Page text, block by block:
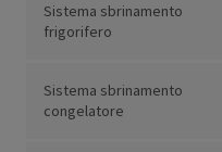
Sistema sbrinamento
frigorifero
Sistema sbrinamento
congelatore